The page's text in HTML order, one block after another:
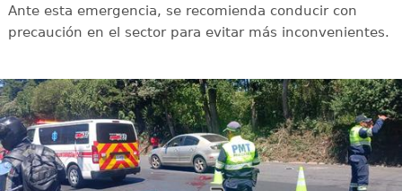
Ante esta emergencia, se recomienda conducir con
precaución en el sector para evitar más inconvenientes.